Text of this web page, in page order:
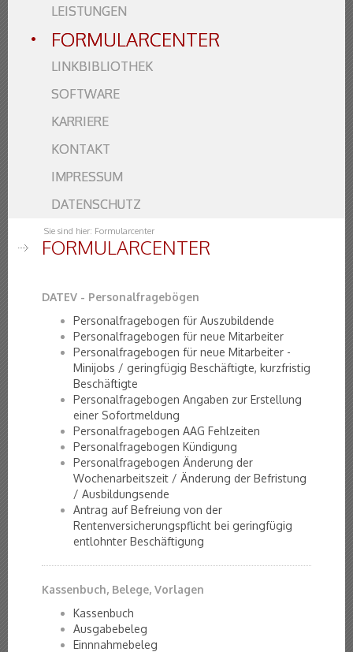
LEISTUNGEN
FORMULARCENTER
LINKBIBLIOTHEK
SOFTWARE
KARRIERE
KONTAKT
IMPRESSUM
DATENSCHUTZ
Sie sind hier: Formularcenter
FORMULARCENTER
DATEV - Personalfragebögen
Personalfragebogen für Auszubildende
Personalfragebogen für neue Mitarbeiter
Personalfragebogen für neue Mitarbeiter -
Minijobs / geringfügig Beschäftigte, kurzfristig
Beschäftigte
Personalfragebogen Angaben zur Erstellung
einer Sofortmeldung
Personalfragebogen AAG Fehlzeiten
Personalfragebogen Kündigung
Personalfragebogen Änderung der
Wochenarbeitszeit / Änderung der Befristung
/ Ausbildungsende
Antrag auf Befreiung von der
Rentenversicherungspflicht bei geringfügig
entlohnter Beschäftigung
Kassenbuch, Belege, Vorlagen
Kassenbuch
Ausgabebeleg
Einnnahmebeleg